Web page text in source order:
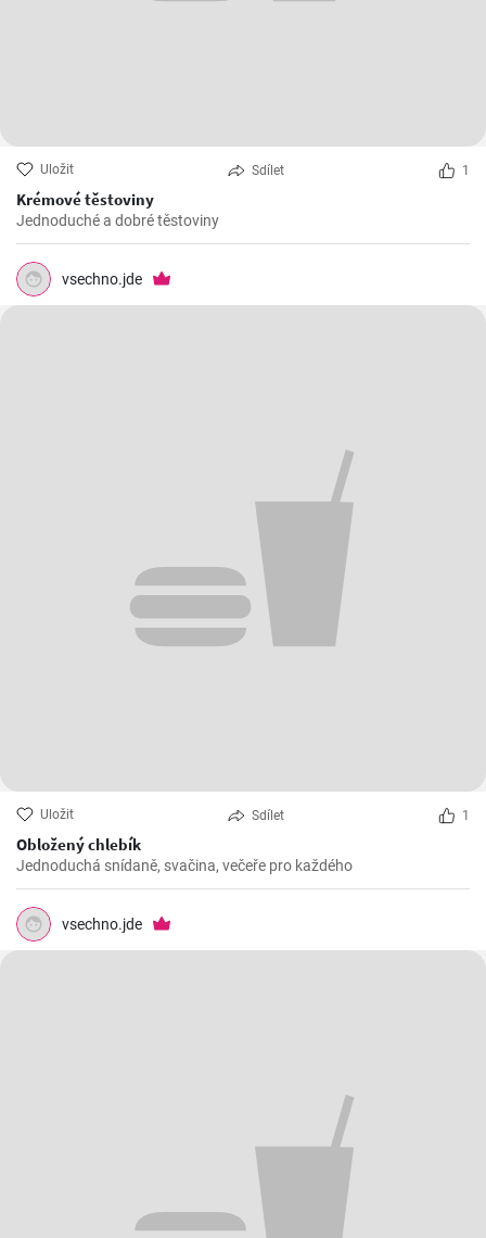
Uložit Sdílet 1
Krémové těstoviny
Jednoduché a dobré těstoviny
vsechno.jde
Uložit Sdílet 1
Obložený chlebík
Jednoduchá snídaně, svačina, večeře pro každého
vsechno.jde